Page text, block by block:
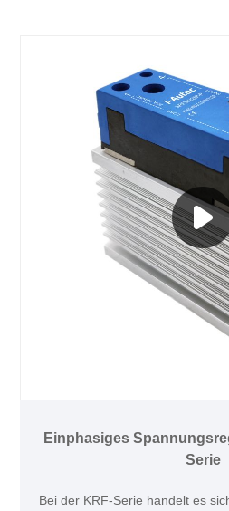
Einphasiges
Serie
Bei der KRF-Serie handelt es